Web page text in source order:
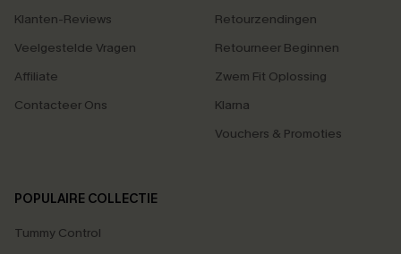
Klanten-Reviews
Veelgestelde Vragen
Affiliate
Contacteer Ons
Retourzendingen
Retourneer Beginnen
Zwem Fit Oplossing
Klarna
Vouchers & Promoties
POPULAIRE COLLECTIE
Tummy Control